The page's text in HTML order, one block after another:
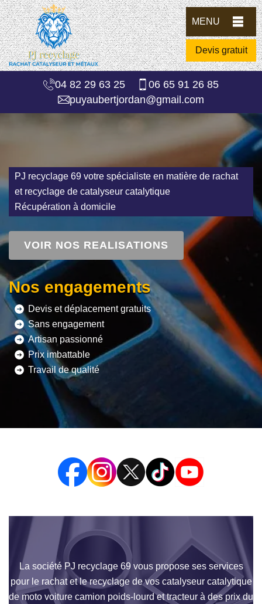
MENU
Devis gratuit
04 82 29 63 25
06 65 91 26 85
puyaubertjordan@gmail.com
PJ recyclage 69 votre spécialiste en matière de rachat
et recyclage de catalyseur catalytique
Récupération à domicile
VOIR NOS REALISATIONS
Nos engagements
Devis et déplacement gratuits
Sans engagement
Artisan passionné
Prix imbattable
Travail de qualité
La société PJ recyclage 69 vous propose ses services
pour le rachat et le recyclage de vos catalyseur catalytique
de moto voiture camion poids-lourd et tracteur à des prix du